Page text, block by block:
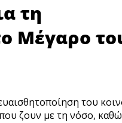
τη
Μέγαρο
του
ζουν με τη νόσο,